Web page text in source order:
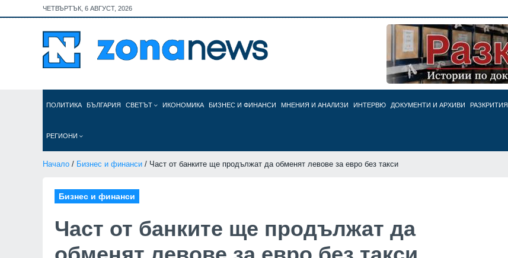
ЧЕТВЪРТЪК, 6 АВГУСТ, 2026
ПОЛИТИКА БЪЛГАРИЯ СВЕТЪТ ИКОНОМИКА БИЗНЕС И ФИНАНСИ МНЕНИЯ И АНАЛИЗИ ИНТЕРВЮ ДОКУМЕНТИ И АРХИВИ РАЗКРИТИЯ
РЕГИОНИ
Начало / Бизнес и финанси / Част от банките ще продължат да обменят левове за евро без такси
Бизнес и финанси
Част от банките ще продължат да